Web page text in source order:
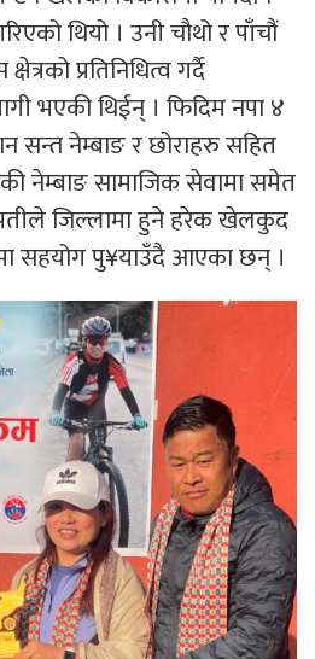
थियो । उनी चौथो र पाँचौं
प्रतिनिधित्व गर्दै
भएकी थिईन् । फिदिम नपा ४
सन्त नेम्बाङ र छोराहरु सहित
नेम्बाङ सामाजिक सेवामा समेत
जिल्लामा हुने हरेक खेलकुद
सहयोग पु¥याउँदै आएका छन् ।